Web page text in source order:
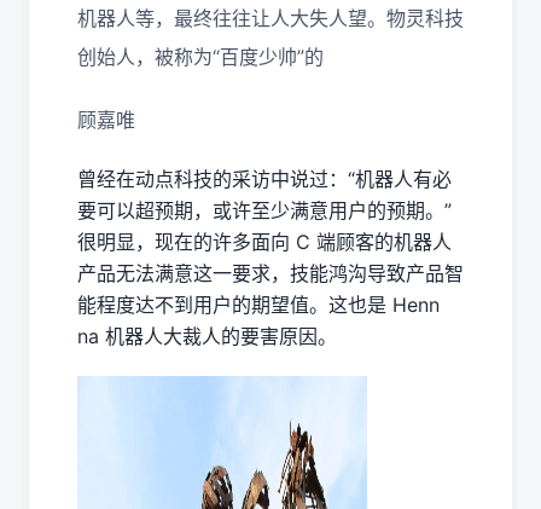
机器人等，最终往往让人大失人望。物灵科技
创始人，被称为“百度少帅”的
顾嘉唯
曾经在动点科技的采访中说过：“机器人有必
要可以超预期，或许至少满意用户的预期。”
很明显，现在的许多面向 C 端顾客的机器人
产品无法满意这一要求，技能鸿沟导致产品智
能程度达不到用户的期望值。这也是 Henn
na 机器人大裁人的要害原因。